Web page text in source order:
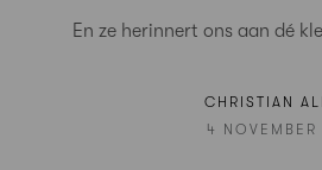
En ze herinnert ons aan dé
CHRISTIAN
4